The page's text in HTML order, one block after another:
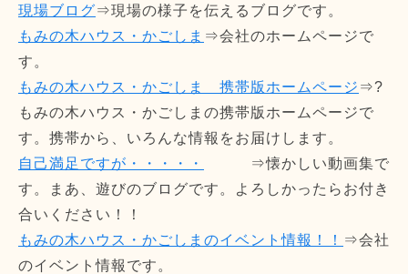
現場ブログ⇒現場の様子を伝えるブログです。
もみの木ハウス・かごしま ⇒会社のホームページで
す。
もみの木ハウス・かごしま 携帯版ホームページ ⇒?
もみの木ハウス・かごしまの携帯版ホームページで
す。携帯から、いろんな情報をお届けします。
自己満足ですが・・・・・
⇒懐かしい動画集で
す。まあ、遊びのブログです。よろしかったらお付き
合いください！！
もみの木ハウス・かごしまのイベント情報！！ ⇒会社
のイベント情報です。